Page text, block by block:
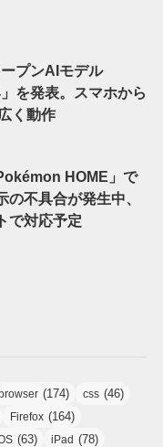
プンAIモデル
」を発表。スマホから
く動作
HOME」で
の不具合が発生中、
で対応予定
(174) css (46)
Firefox (164)
(63) iPad (78)